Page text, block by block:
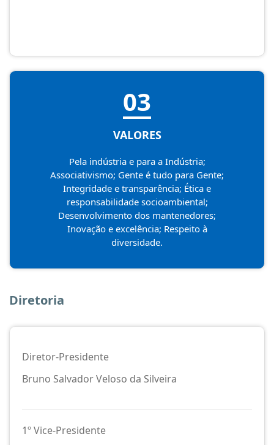
03
VALORES
Pela indústria e para a Indústria;
Associativismo; Gente é tudo para Gente;
Integridade e transparência; Ética e
responsabilidade socioambiental;
Desenvolvimento dos mantenedores;
Inovação e excelência; Respeito à
diversidade.
Diretoria
Diretor-Presidente
Bruno Salvador Veloso da Silveira
1º Vice-Presidente